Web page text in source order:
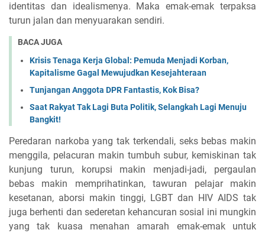
identitas dan idealismenya. Maka emak-emak terpaksa
turun jalan dan menyuarakan sendiri.
BACA JUGA
Krisis Tenaga Kerja Global: Pemuda Menjadi Korban,
Kapitalisme Gagal Mewujudkan Kesejahteraan
Tunjangan Anggota DPR Fantastis, Kok Bisa?
Saat Rakyat Tak Lagi Buta Politik, Selangkah Lagi Menuju
Bangkit!
Peredaran narkoba yang tak terkendali, seks bebas makin
menggila, pelacuran makin tumbuh subur, kemiskinan tak
kunjung turun, korupsi makin menjadi-jadi, pergaulan
bebas makin memprihatinkan, tawuran pelajar makin
kesetanan, aborsi makin tinggi, LGBT dan HIV AIDS tak
juga berhenti dan sederetan kehancuran sosial ini mungkin
yang tak kuasa menahan amarah emak-emak untuk